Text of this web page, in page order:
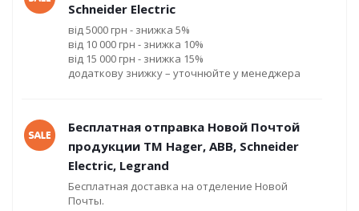
Schneider Electric
від 5000 грн - знижка 5%
від 10 000 грн - знижка 10%
від 15 000 грн - знижка 15%
додаткову знижку – уточнюйте у менеджера
Бесплатная отправка Новой Почтой
продукции ТМ Hager, ABB, Schneider
Electric, Legrand
Бесплатная доставка на отделение Новой
Почты.